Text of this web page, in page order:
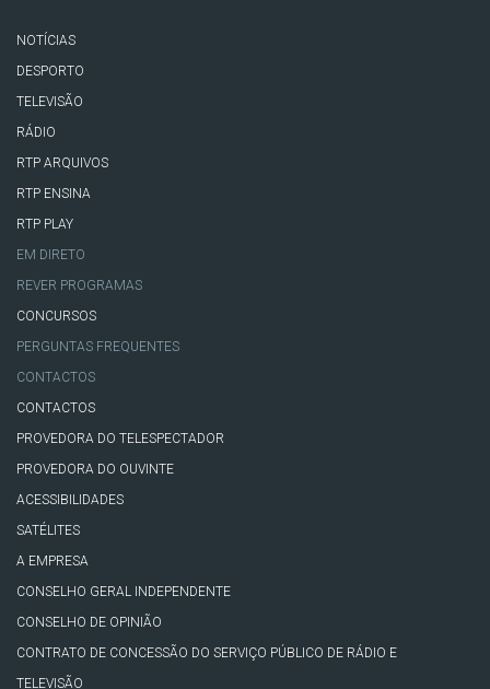
NOTÍCIAS
DESPORTO
TELEVISÃO
RÁDIO
RTP ARQUIVOS
RTP ENSINA
RTP PLAY
EM DIRETO
REVER PROGRAMAS
CONCURSOS
PERGUNTAS FREQUENTES
CONTACTOS
CONTACTOS
PROVEDORA DO TELESPECTADOR
PROVEDORA DO OUVINTE
ACESSIBILIDADES
SATÉLITES
A EMPRESA
CONSELHO GERAL INDEPENDENTE
CONSELHO DE OPINIÃO
CONTRATO DE CONCESSÃO DO SERVIÇO PÚBLICO DE RÁDIO E
TELEVISÃO